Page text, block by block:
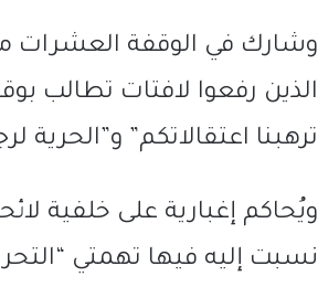
وشارك في الوقفة العشرات
الذين رفعوا لافتات تطالب
ترهبنا اعتقالاتكم” و”الحرية
نسبت إليه فيها تهمتي